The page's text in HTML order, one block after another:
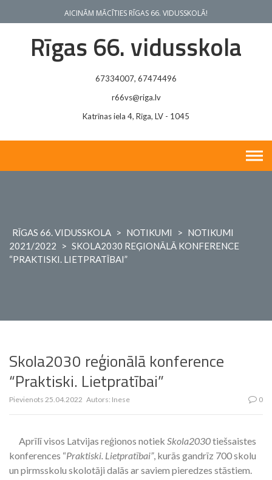
AICINĀM MĀCĪTIES RĪGAS 66. VIDUSSKOLĀ!
Rīgas 66. vidusskola
67334007, 67474496
r66vs@riga.lv
Katrīnas iela 4, Rīga, LV - 1045
RĪGAS 66. VIDUSSKOLA > NOTIKUMI > NOTIKUMI
2021/2022
> SKOLA2030 REĢIONĀLĀ KONFERENCE
“PRAKTISKI. LIETPRATĪBAI”
Skola2030 reģionālā konference
“Praktiski. Lietpratībai”
Pievienots 25.04.2022 Autors: Inese 0
Aprīlī visos Latvijas reģionos notiek Skola2030tiešsaistes
konferences “Praktiski. Lietpratībai”, kurās gandrīz 700 skolu
un pirmsskolu skolotāji dalās ar saviem pieredzes stāstiem.